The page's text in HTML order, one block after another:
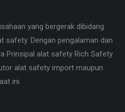
yang bergerak dibidang
safety. Dengan pengalaman dan
Prinsipal alat safety Rich Safety
alat safety import maupun
ini.